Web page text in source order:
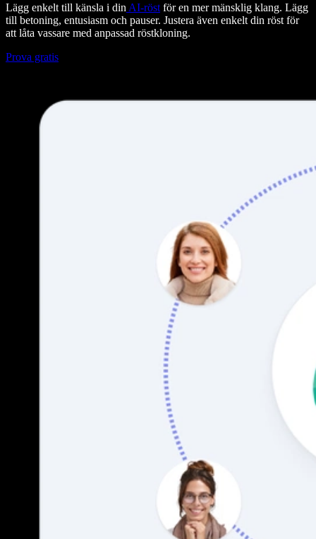
Lägg enkelt till känsla i din AI-röst för en mer mänsklig klang. Lägg
till betoning, entusiasm och pauser. Justera även enkelt din röst för
att låta vassare med anpassad röstkloning.
Prova gratis